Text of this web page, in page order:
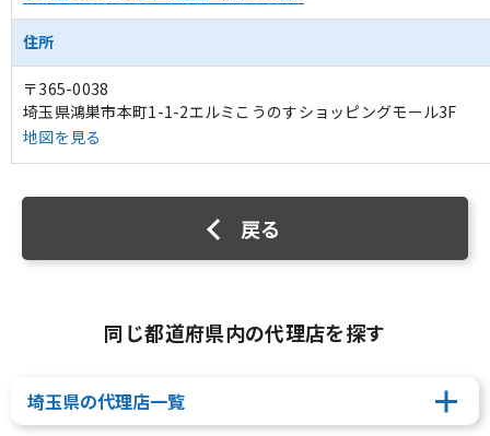
住所
〒365-0038
埼玉県鴻巣市本町1-1-2エルミこうのすショッピングモール3F
地図を見る
戻る
同じ都道府県内の代理店を探す
埼玉県の代理店一覧